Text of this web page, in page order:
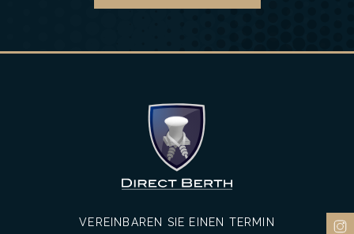
VEREINBAREN SIE EINEN TERMIN